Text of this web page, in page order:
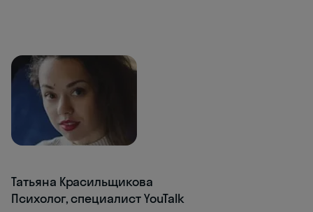
Татьяна Красильщикова
Психолог, специалист YouTalk